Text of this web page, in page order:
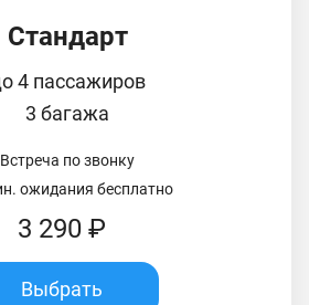
Стандарт
4 пассажиров
3 багажа
Встреча по звонку
ожидания бесплатно
3 290 ₽
Выбрать